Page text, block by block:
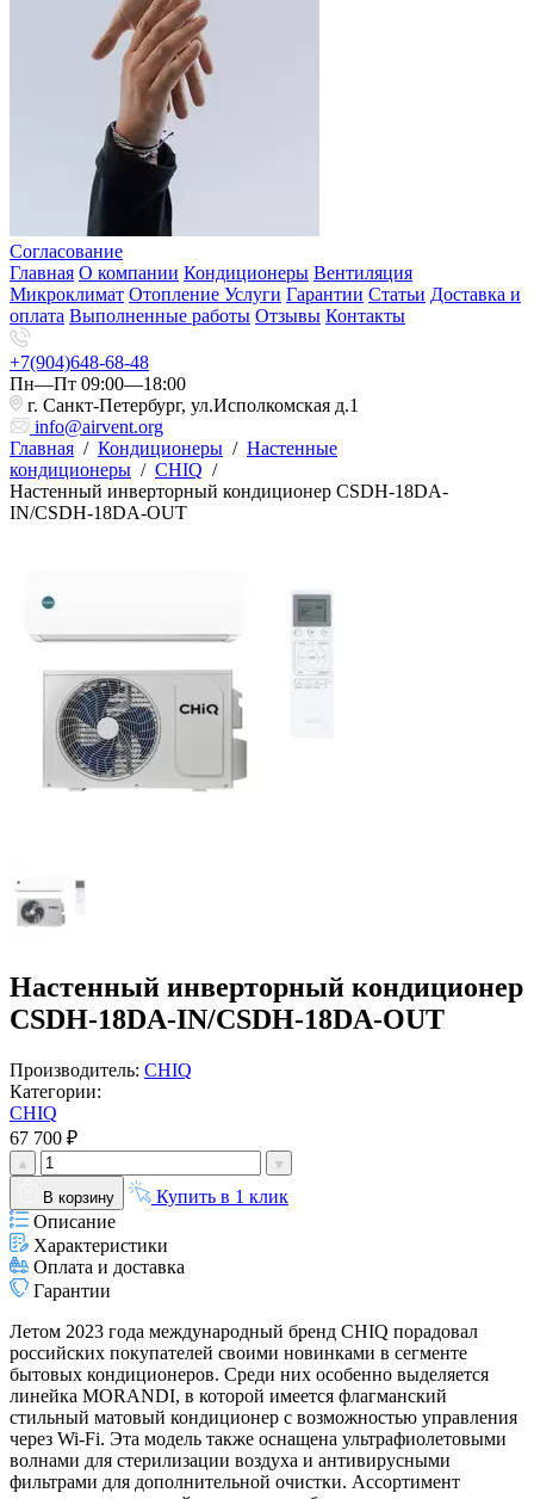
Согласование
Главная О компании Кондиционеры Вентиляция
Микроклимат Отопление Услуги Гарантии Статьи Доставка и
оплата Выполненные работы Отзывы Контакты
+7(904)648-68-48
Пн—Пт 09:00—18:00
г. Санкт-Петербург, ул.Исполкомская д.1
info@airvent.org
Главная / Кондиционеры / Настенные
кондиционеры / CHIQ /
Настенный инверторный кондиционер CSDH-18DA-
IN/CSDH-18DA-OUT
Настенный инверторный кондиционер
CSDH-18DA-IN/CSDH-18DA-OUT
Производитель: CHIQ
Категории:
CHIQ
67 700 ₽
В корзину
Купить в 1 клик
Описание
Характеристики
Оплата и доставка
Гарантии
Летом 2023 года международный бренд CHIQ порадовал
российских покупателей своими новинками в сегменте
бытовых кондиционеров. Среди них особенно выделяется
линейка MORANDI, в которой имеется флагманский
стильный матовый кондиционер с возможностью управления
через Wi-Fi. Эта модель также оснащена ультрафиолетовыми
волнами для стерилизации воздуха и антивирусными
фильтрами для дополнительной очистки. Ассортимент